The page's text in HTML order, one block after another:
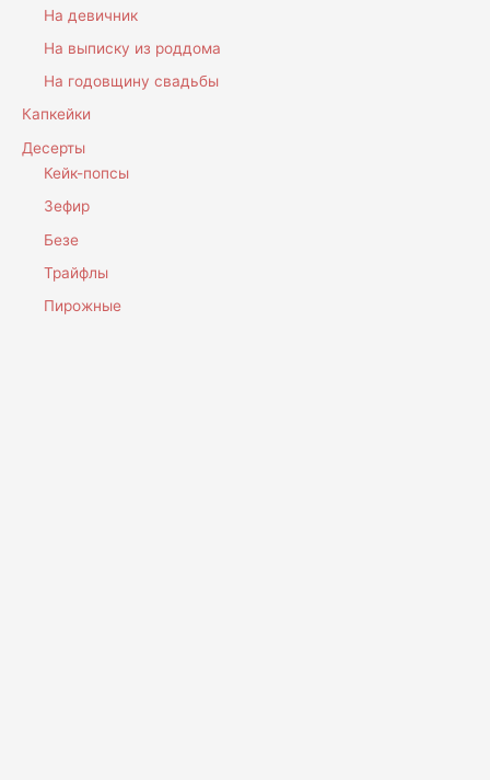
На девичник
На выписку из роддома
На годовщину свадьбы
Капкейки
Десерты
Кейк-попсы
Зефир
Безе
Трайфлы
Пирожные